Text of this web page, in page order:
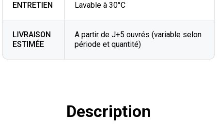
ENTRETIEN Lavable à 30°C
LIVRAISON
ESTIMÉE
A partir de J+5 ouvrés (variable selon
période et quantité)
Description